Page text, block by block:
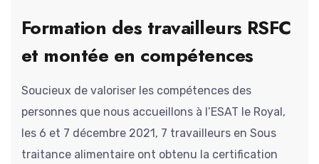
Formation des travailleurs RSFC
et montée en compétences
Soucieux de valoriser les compétences des
personnes que nous accueillons à l’ESAT le Royal,
les 6 et 7 décembre 2021, 7 travailleurs en Sous
traitance alimentaire ont obtenu la certification